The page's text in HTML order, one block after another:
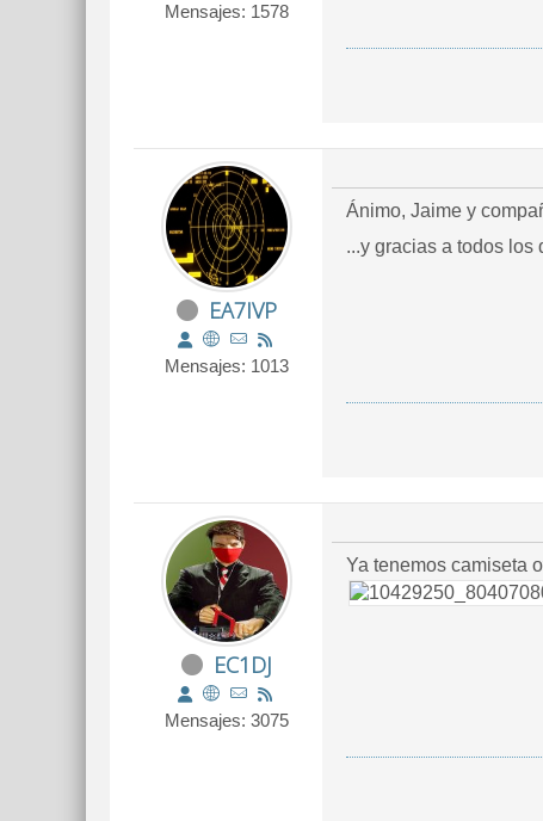
Mensajes: 1578
EA7IVP
Mensajes: 1013
Ánimo, Jaime y
...y gracias a todos los
EC1DJ
Mensajes: 3075
Ya tenemos camiseta